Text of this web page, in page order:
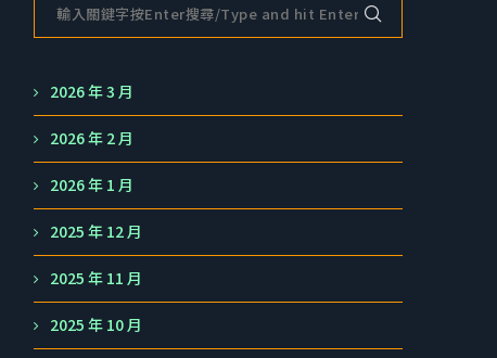
2026 年 3 月
2026 年 2 月
2026 年 1 月
2025 年 12 月
2025 年 11 月
2025 年 10 月